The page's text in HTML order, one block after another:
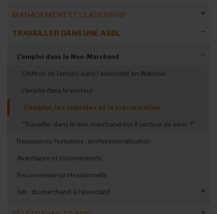
MANAGEMENT ET LEADERSHIP
Trois responsables racontent…
Les casquettes du responsable d'ASBL
L’ASBL, un modèle à part ?
La légitimité du manager
L'équilibre entre autorité et leadership
Diriger sans avoir été sur le terrain
Responsable en quête de performance
Gérer les organes et administrateurs
Optimiser le fonctionnement des organes de gestion
Manager- administrateurs, une coopération
Superviser les collaborateurs
Un organigramme clair
Construire une équipe soudée
TRAVAILLER DANS UNE ASBL
L'emploi dans le Non-Marchand
Chiffres de l’emploi dans l’associatif en Wallonie
L'emploi dans le secteur
L'emploi, les subsides et la précarisation
"Travailler dans le non-marchand est-il vecteur de sens ?"
Ressources humaines : professionnalisation
Avantages et inconvénients
Reconversion professionnelle
Job : du marchand à l'associatif
Du tourisme à l'ASBL ReLOAD